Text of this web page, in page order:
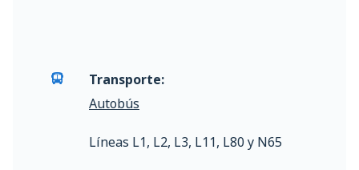
Transporte:
Autobús
Líneas L1, L2, L3, L11, L80 y N65